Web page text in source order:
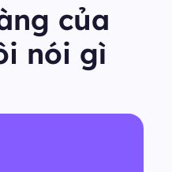
của
nói gì